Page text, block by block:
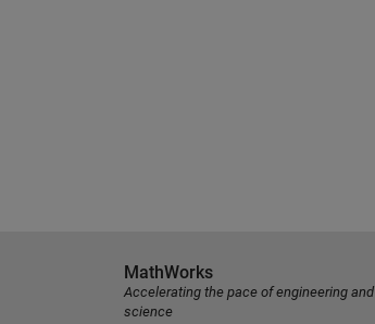
MathWorks
Accelerating the pace of engineering and
science